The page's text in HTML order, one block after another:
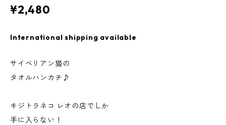
¥2,480
International shipping available
サイベリアン猫の
タオルハンカチ♪
キジトラネコ レオの店でしか
手に入らない！